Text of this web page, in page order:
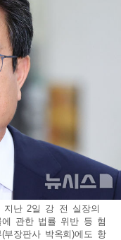
지난 2일 강 전 실장의
에 관한 법률 위반 등 혐
부장판사 박옥희)에도 항